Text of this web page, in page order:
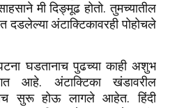
मी दिङ्मूढ होतो. तुमच्यातील
दडलेल्या अंटाक्टिकावरही पोहोचले
घटना घडतानाच पुढच्या काही अशुभ
आहे. अंटाक्टिका खंडावरील
सुरू होऊ लागले आहेत. हिंदी